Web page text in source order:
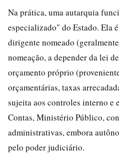
Na prática, uma autarquia
especializado" do Estado. Ela
dirigente nomeado
nomeação, a depender da lei
orçamento próprio
orçamentárias, taxas
sujeita aos controles interno e
Contas, Ministério Público,
administrativas, embora
pelo poder judiciário.